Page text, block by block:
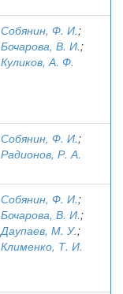
Собянин, Ф. И.;
Бочарова, В. И.;
Куликов, А. Ф.
Собянин, Ф. И.;
Радионов, Р. А.
Собянин, Ф. И.;
Бочарова, В. И.;
Даупаев, М. У.;
Клименко, Т. И.